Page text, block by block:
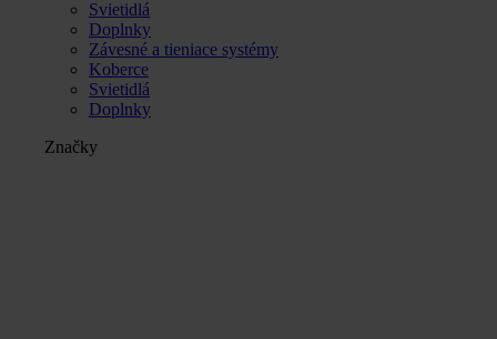
Svietidlá
Doplnky
Závesné a tieniace systémy
Koberce
Svietidlá
Doplnky
Značky